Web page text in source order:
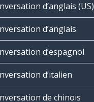
d’anglais (US)
d’anglais
d’espagnol
d’italien
de chinois